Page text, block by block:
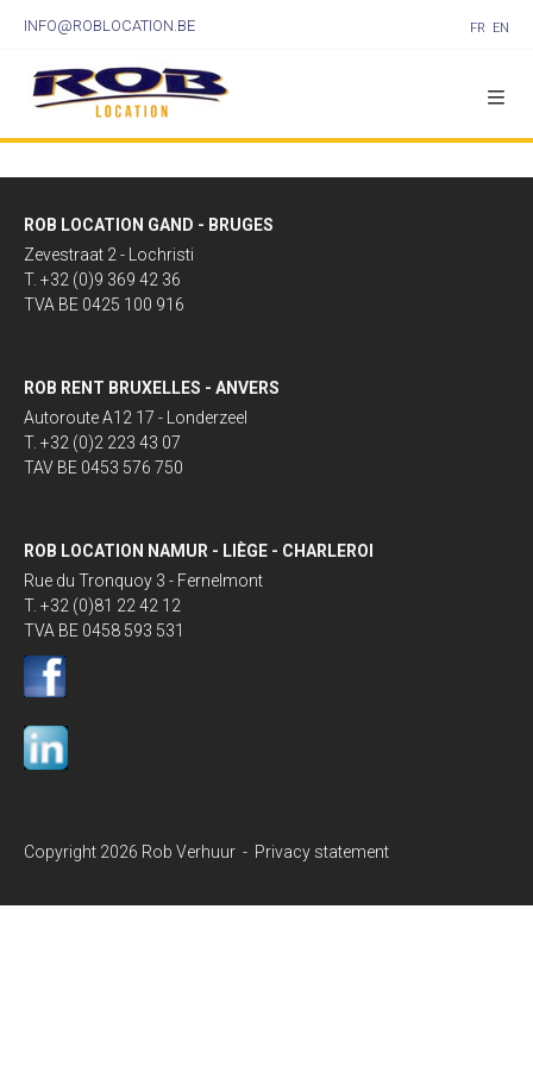
INFO@ROBLOCATION.BE FR EN
ROB LOCATION GAND - BRUGES
Zevestraat 2 - Lochristi
T. +32 (0)9 369 42 36
TVA BE 0425 100 916
ROB RENT BRUXELLES - ANVERS
Autoroute A12 17 - Londerzeel
T. +32 (0)2 223 43 07
TAV BE 0453 576 750
ROB LOCATION NAMUR - LIÈGE - CHARLEROI
Rue du Tronquoy 3 - Fernelmont
T. +32 (0)81 22 42 12
TVA BE 0458 593 531
Copyright 2026 Rob Verhuur - Privacy statement